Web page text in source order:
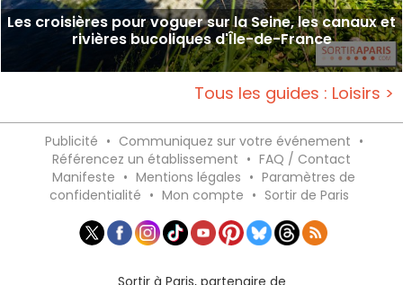
Les croisières pour voguer sur la Seine, les canaux et
rivières bucoliques d'Île-de-France
Tous les guides : Loisirs >
Publicité • Communiquez sur votre événement •
Référencez un établissement • FAQ / Contact
Manifeste • Mentions légales • Paramètres de
confidentialité • Mon compte • Sortir de Paris
Sortir à Paris, partenaire de